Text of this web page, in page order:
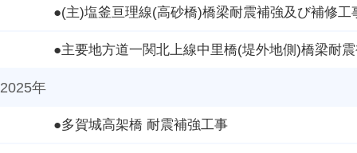
●(主)塩釜亘理線(高砂橋)橋梁耐震補強及び補修工
●主要地方道一関北上線中里橋(堤外地側)橋梁耐
2025年
●多賀城高架橋 耐震補強工事